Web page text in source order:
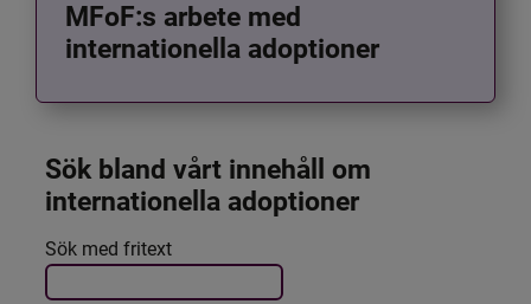
MFoF:s arbete med
internationella adoptioner
Sök bland vårt innehåll om
internationella adoptioner
Filtrera resultatet
Det här formuläret postas automatiskt
Sök med fritext